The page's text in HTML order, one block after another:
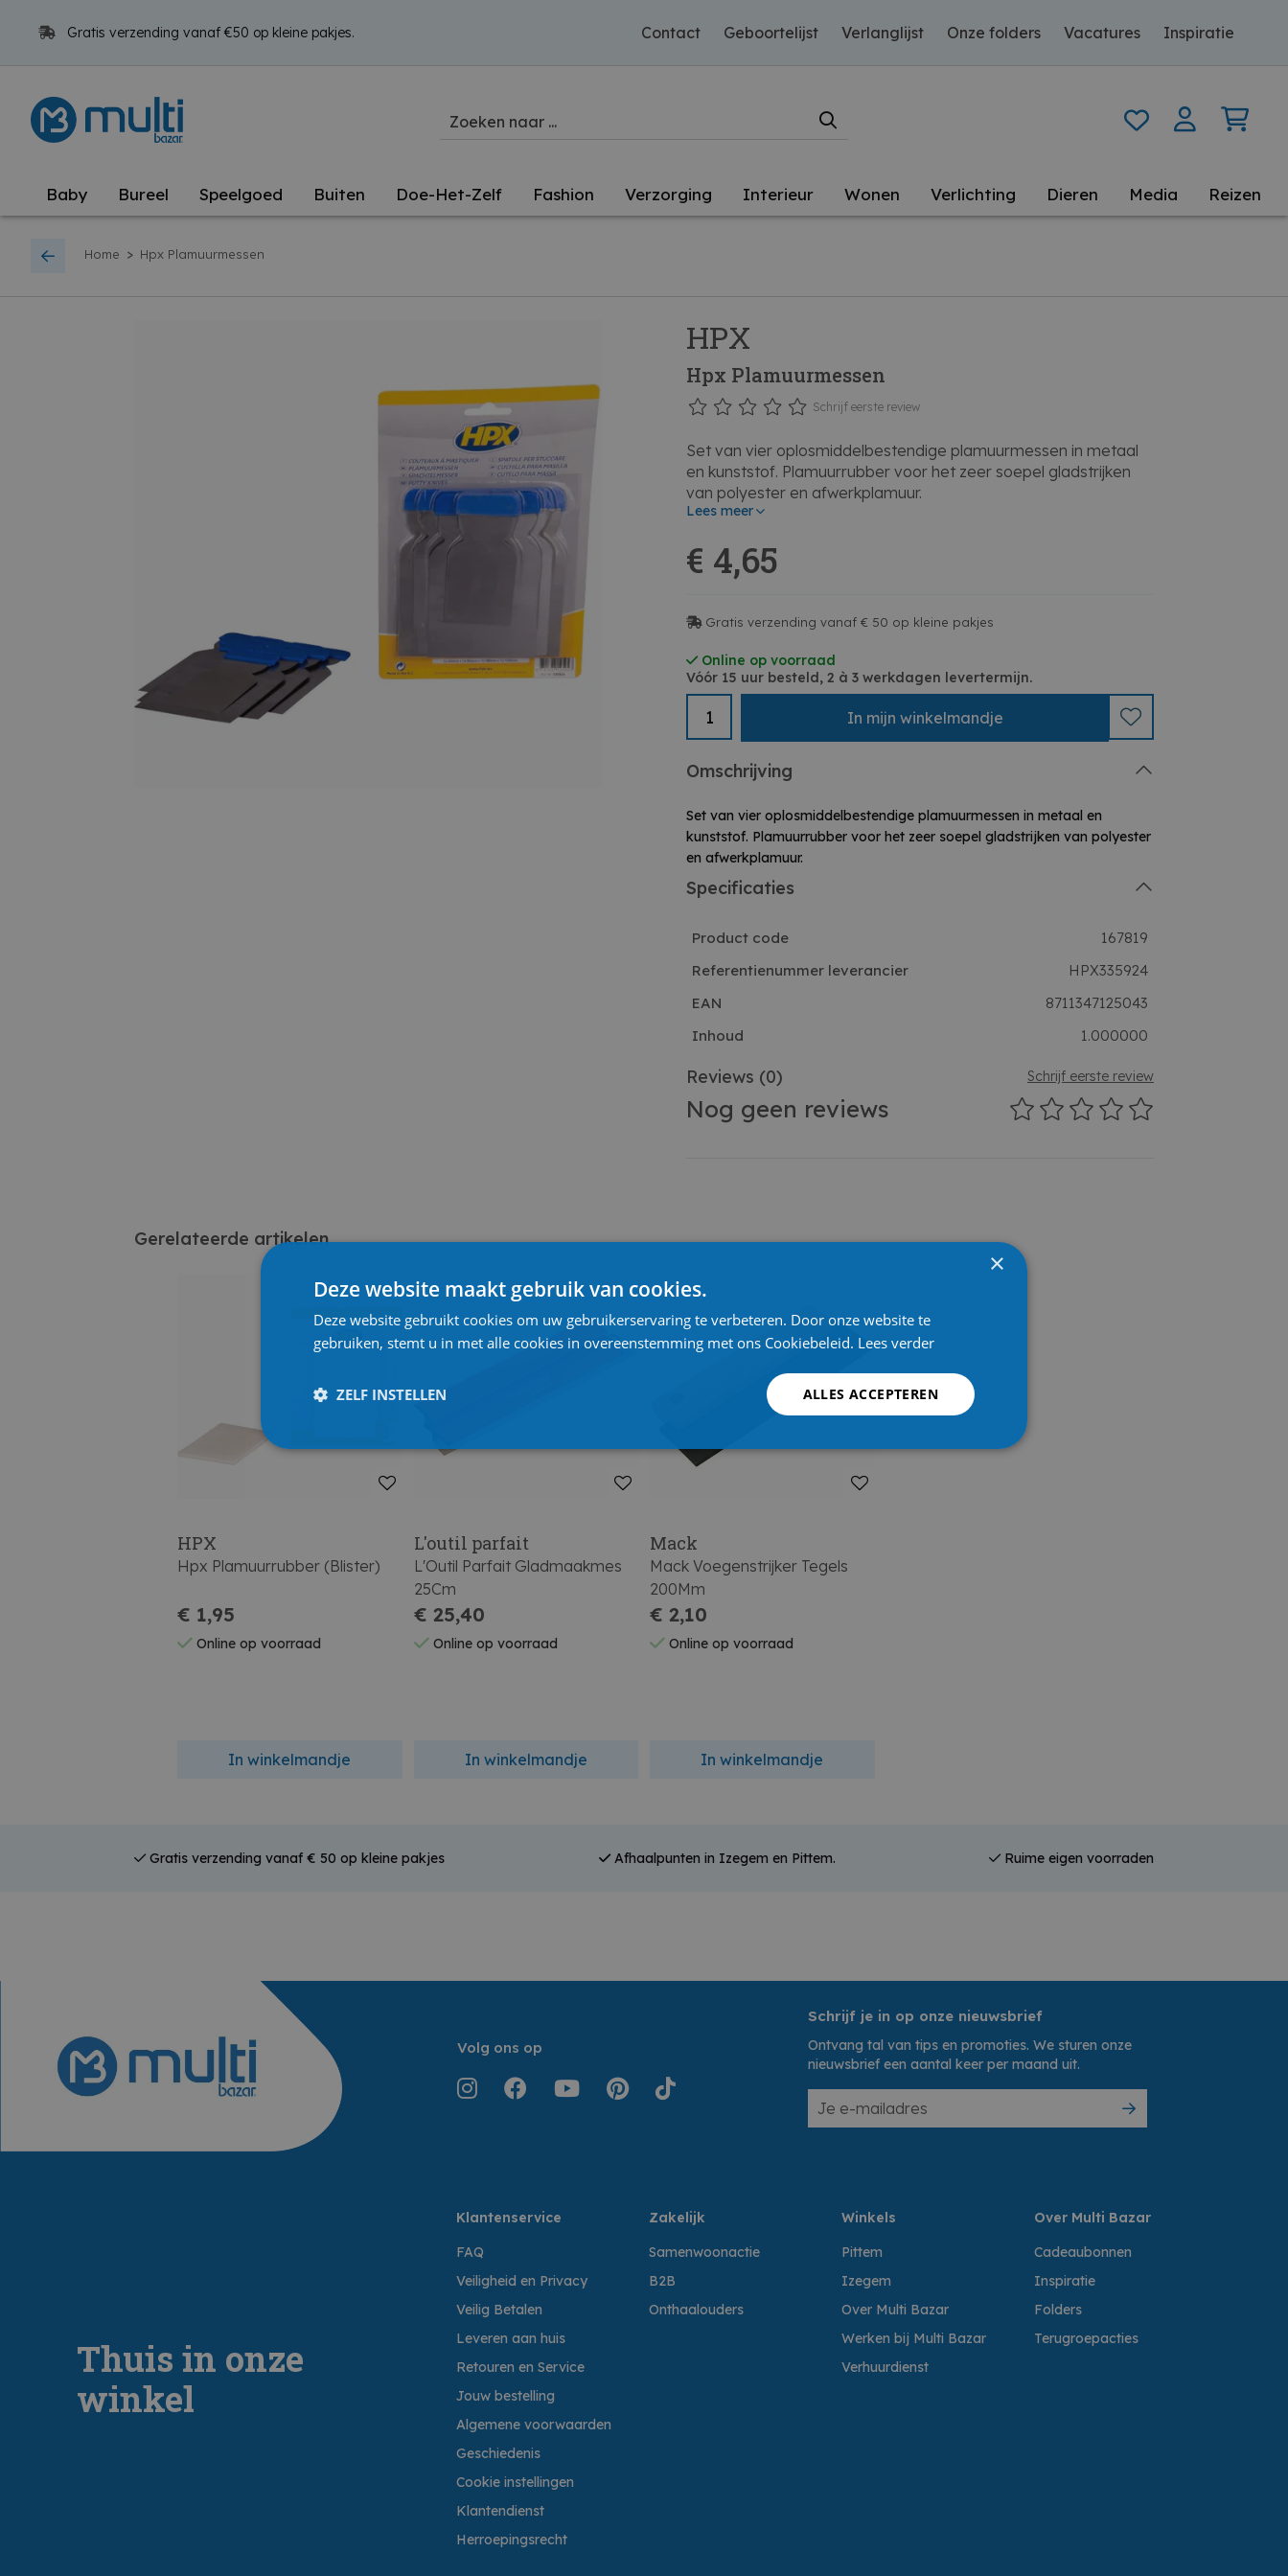
Gratis verzending vanaf €50 op kleine pakjes. Contact Geboortelijst Verlanglijst Onze folders Vacatures Inspiratie
Baby Bureel Speelgoed Buiten Doe-Het-Zelf Fashion Verzorging Interieur Wonen Verlichting Dieren Media Reizen
Home > Hpx Plamuurmessen
HPX
Hpx Plamuurmessen
Schrijf eerste review
Set van vier oplosmiddelbestendige plamuurmessen in metaal
en kunststof. Plamuurrubber voor het zeer soepel gladstrijken
van polyester en afwerkplamuur.
Lees meer
€ 4,65
Gratis verzending vanaf € 50 op kleine pakjes
Online op voorraad
Vóór 15 uur besteld, 2 à 3 werkdagen levertermijn.
In mijn winkelmandje
Omschrijving
Set van vier oplosmiddelbestendige plamuurmessen in metaal en
kunststof. Plamuurrubber voor het zeer soepel gladstrijken van polyester
en afwerkplamuur.
Specificaties
Product code
167819
Referentienummer leverancier
HPX335924
EAN
8711347125043
Inhoud
1.000000
Reviews (0) Schrijf eerste review
Nog geen reviews
Gerelateerde artikelen
HPX
Hpx Plamuurrubber (Blister)
€ 1,95
Online op voorraad
In winkelmandje
L'outil parfait
L'Outil Parfait Gladmaakmes
25Cm
€ 25,40
Online op voorraad
In winkelmandje
Mack
Mack Voegenstrijker Tegels
200Mm
€ 2,10
Online op voorraad
In winkelmandje
Gratis verzending vanaf € 50 op kleine pakjes Afhaalpunten in Izegem en Pittem. Ruime eigen voorraden
Volg ons op
Schrijf je in op onze nieuwsbrief
Ontvang tal van tips en promoties. We sturen onze
nieuwsbrief een aantal keer per maand uit.
Thuis in onze
winkel
Klantenservice
FAQ
Veiligheid en Privacy
Veilig Betalen
Leveren aan huis
Retouren en Service
Jouw bestelling
Algemene voorwaarden
Geschiedenis
Cookie instellingen
Klantendienst
Herroepingsrecht
Zakelijk
Samenwoonactie
B2B
Onthaalouders
Winkels
Pittem
Izegem
Over Multi Bazar
Werken bij Multi Bazar
Verhuurdienst
Over Multi Bazar
Cadeaubonnen
Inspiratie
Folders
Terugroepacties
×
Deze website maakt gebruik van cookies.
Deze website gebruikt cookies om uw gebruikerservaring te verbeteren. Door onze website te
gebruiken, stemt u in met alle cookies in overeenstemming met ons Cookiebeleid. Lees verder
ALLES ACCEPTEREN
ZELF INSTELLEN